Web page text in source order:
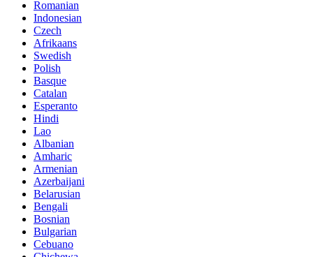
Romanian
Indonesian
Czech
Afrikaans
Swedish
Polish
Basque
Catalan
Esperanto
Hindi
Lao
Albanian
Amharic
Armenian
Azerbaijani
Belarusian
Bengali
Bosnian
Bulgarian
Cebuano